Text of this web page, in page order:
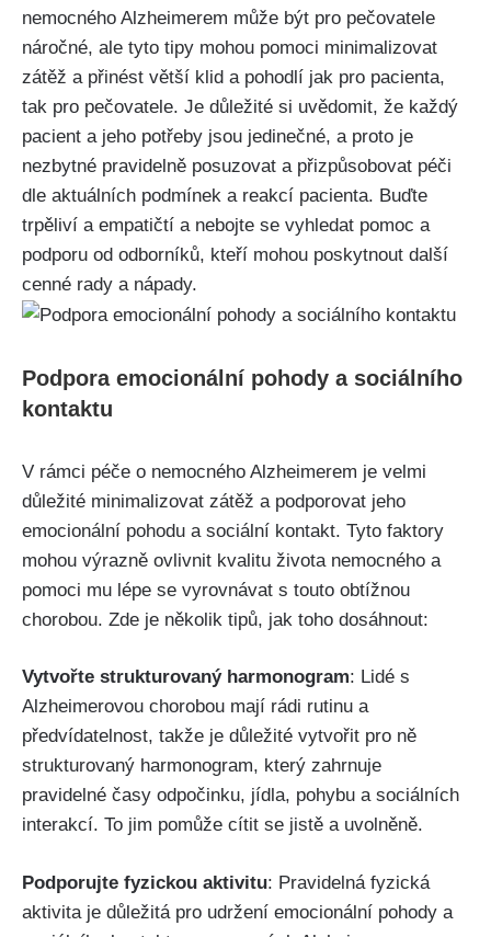
nemocného Alzheimerem může být pro pečovatele
náročné, ale tyto tipy mohou pomoci minimalizovat
zátěž a přinést větší klid a pohodlí jak pro pacienta,
tak pro pečovatele. Je důležité si uvědomit, že každý
pacient a jeho potřeby jsou jedinečné, a proto je
nezbytné pravidelně posuzovat a přizpůsobovat péči
dle aktuálních podmínek a reakcí pacienta. Buďte
trpěliví a empatičtí a nebojte se vyhledat pomoc a
podporu od odborníků, kteří mohou poskytnout další
cenné rady a nápady.
Podpora emocionální pohody a sociálního
kontaktu
V rámci péče o nemocného Alzheimerem je velmi
důležité minimalizovat zátěž a podporovat jeho
emocionální pohodu a sociální kontakt. Tyto faktory
mohou výrazně ovlivnit kvalitu života nemocného a
pomoci mu lépe se vyrovnávat s touto obtížnou
chorobou. Zde je několik tipů, jak toho dosáhnout:
Vytvořte strukturovaný harmonogram: Lidé s
Alzheimerovou chorobou mají rádi rutinu a
předvídatelnost, takže je důležité vytvořit pro ně
strukturovaný harmonogram, který zahrnuje
pravidelné časy odpočinku, jídla, pohybu a sociálních
interakcí. To jim pomůže cítit se jistě a uvolněně.
Podporujte fyzickou aktivitu: Pravidelná fyzická
aktivita je důležitá pro udržení emocionální pohody a